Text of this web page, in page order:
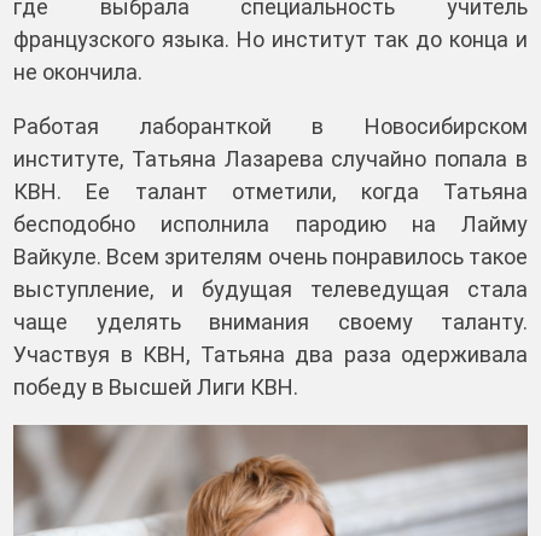
где выбрала специальность учитель
французского языка. Но институт так до конца и
не окончила.
Работая лаборанткой в Новосибирском
институте, Татьяна Лазарева случайно попала в
КВН. Ее талант отметили, когда Татьяна
бесподобно исполнила пародию на Лайму
Вайкуле. Всем зрителям очень понравилось такое
выступление, и будущая телеведущая стала
чаще уделять внимания своему таланту.
Участвуя в КВН, Татьяна два раза одерживала
победу в Высшей Лиги КВН.